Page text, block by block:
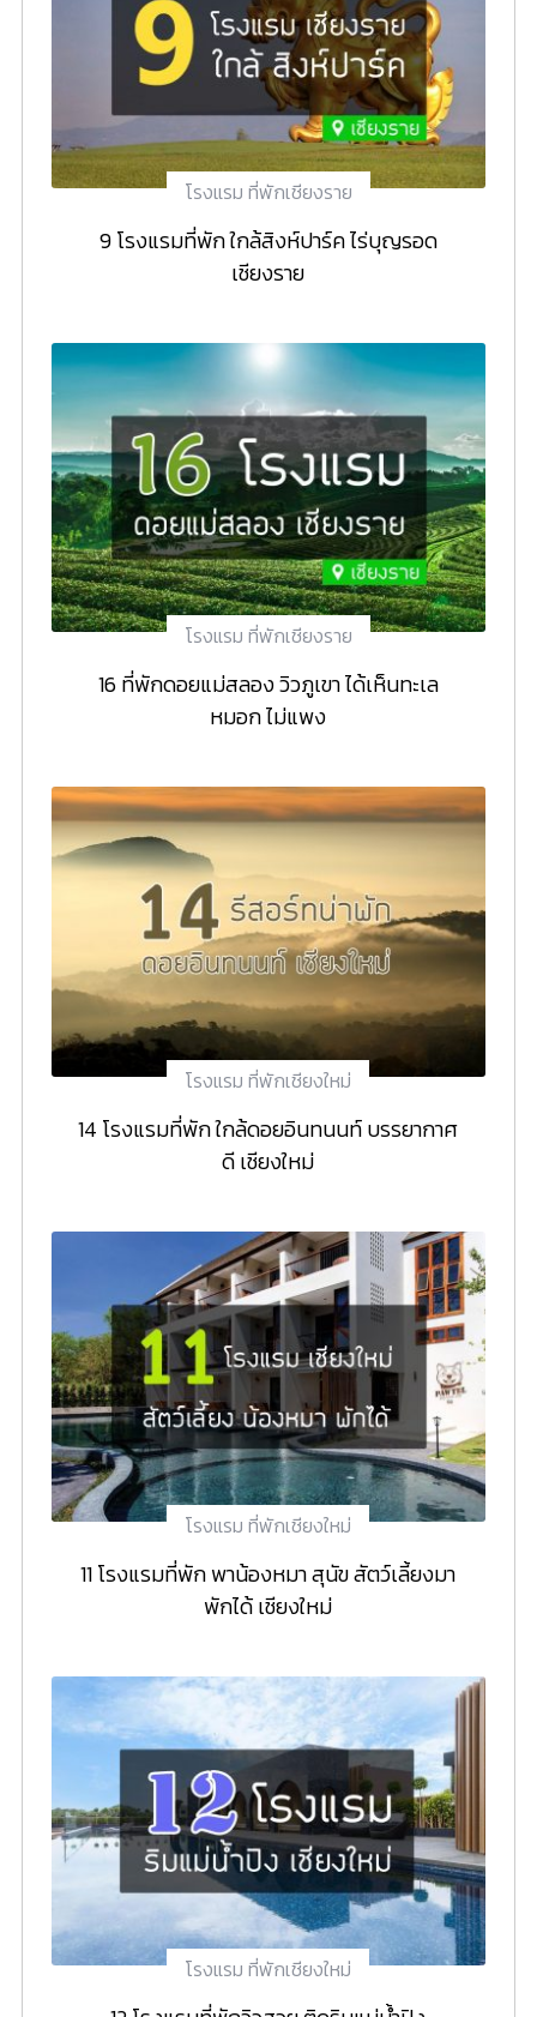
โรงแรม ที่พักเชียงราย
9 โรงแรมที่พัก ใกล้สิงห์ปาร์ค ไร่บุญรอด
เชียงราย
โรงแรม ที่พักเชียงราย
16 ที่พักดอยแม่สลอง วิวภูเขา ได้เห็นทะเล
หมอก ไม่แพง
โรงแรม ที่พักเชียงใหม่
14 โรงแรมที่พัก ใกล้ดอยอินทนนท์ บรรยากาศ
ดี เชียงใหม่
โรงแรม ที่พักเชียงใหม่
11 โรงแรมที่พัก พาน้องหมา สุนัข สัตว์เลี้ยงมา
พักได้ เชียงใหม่
โรงแรม ที่พักเชียงใหม่